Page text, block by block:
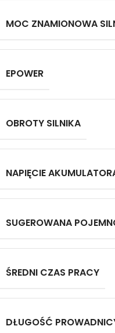
MOC ZNAMIONOWA
EPOWER
OBROTY SILNIKA
NAPIĘCIE
SUGEROWANA
ŚREDNI CZAS PRACY
DŁUGOŚĆ